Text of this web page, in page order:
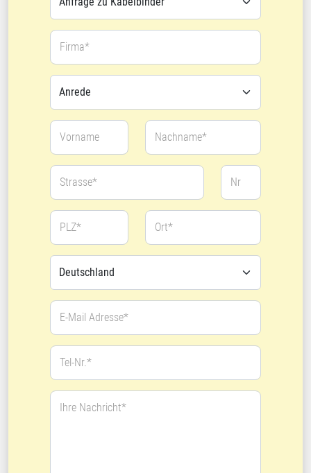
Firma*
Vorname Nachname*
Strasse* Nr
PLZ* Ort*
E-Mail Adresse*
Tel-Nr.*
Ihre Nachricht*